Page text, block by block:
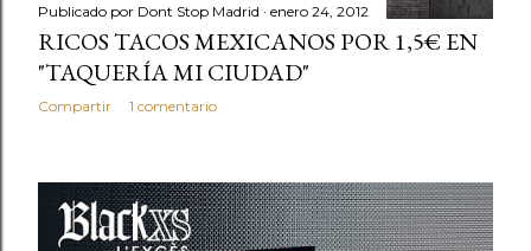
Publicado por Dont Stop Madrid enero 24, 2012
RICOS TACOS MEXICANOS POR 1,5€ EN
"TAQUERÍA MI CIUDAD"
Compartir 1 comentario